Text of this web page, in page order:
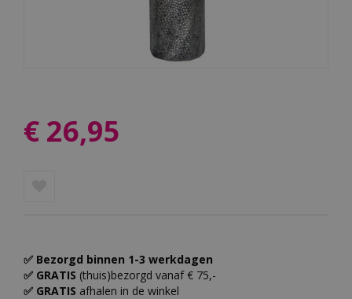
€ 26,95
✅ Bezorgd binnen 1-3 werkdagen
✅ GRATIS (thuis)bezorgd vanaf € 75,-
✅ GRATIS afhalen in de winkel